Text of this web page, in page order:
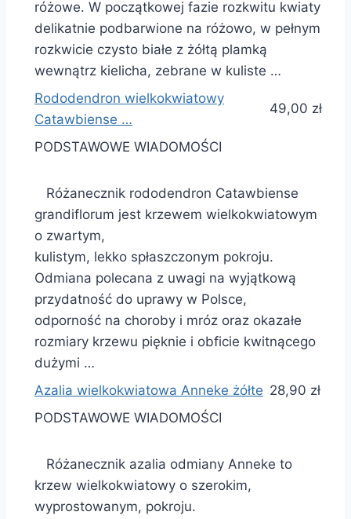
różowe. W początkowej fazie rozkwitu kwiaty
delikatnie podbarwione na różowo, w pełnym
rozkwicie czysto białe z żółtą plamką
wewnątrz kielicha, zebrane w kuliste …
Rododendron wielkokwiatowy
Catawbiense …
49,00 zł
PODSTAWOWE WIADOMOŚCI
Różanecznik rododendron Catawbiense
grandiflorum jest krzewem wielkokwiatowym
o zwartym,
kulistym, lekko spłaszczonym pokroju.
Odmiana polecana z uwagi na wyjątkową
przydatność do uprawy w Polsce,
odporność na choroby i mróz oraz okazałe
rozmiary krzewu pięknie i obficie kwitnącego
dużymi …
Azalia wielkokwiatowa Anneke żółte 28,90 zł
PODSTAWOWE WIADOMOŚCI
Różanecznik azalia odmiany Anneke to
krzew wielkokwiatowy o szerokim,
wyprostowanym, pokroju.